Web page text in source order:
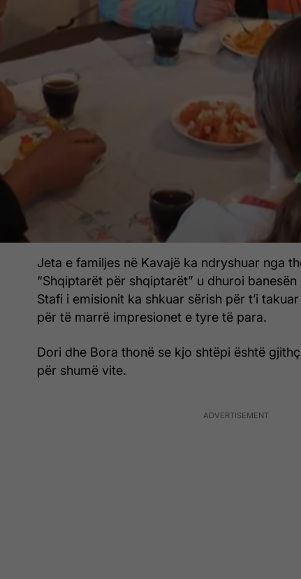
Jeta e familjes në Kavajë ka ndryshuar nga
“Shqiptarët për shqiptarët” u dhuroi
Stafi i emisionit ka shkuar sërish për t’i
për të marrë impresionet e tyre të para.
Dori dhe Bora thonë se kjo shtëpi është
për shumë vite.